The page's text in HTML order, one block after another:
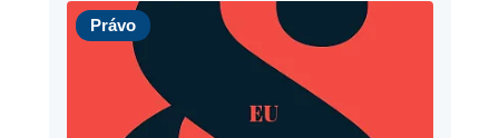
Právo
Právo